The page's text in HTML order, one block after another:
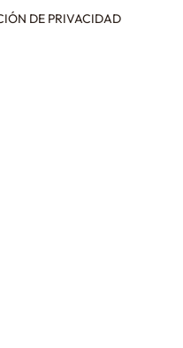
DE PRIVACIDAD